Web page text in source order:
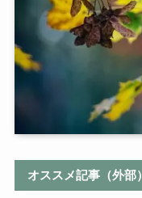
オススメ記事（外部）